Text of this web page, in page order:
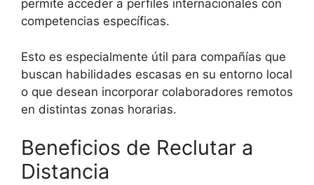
permite acceder a perfiles internacionales con
competencias específicas.
Esto es especialmente útil para compañías que
buscan habilidades escasas en su entorno local
o que desean incorporar colaboradores remotos
en distintas zonas horarias.
Beneficios de Reclutar a
Distancia